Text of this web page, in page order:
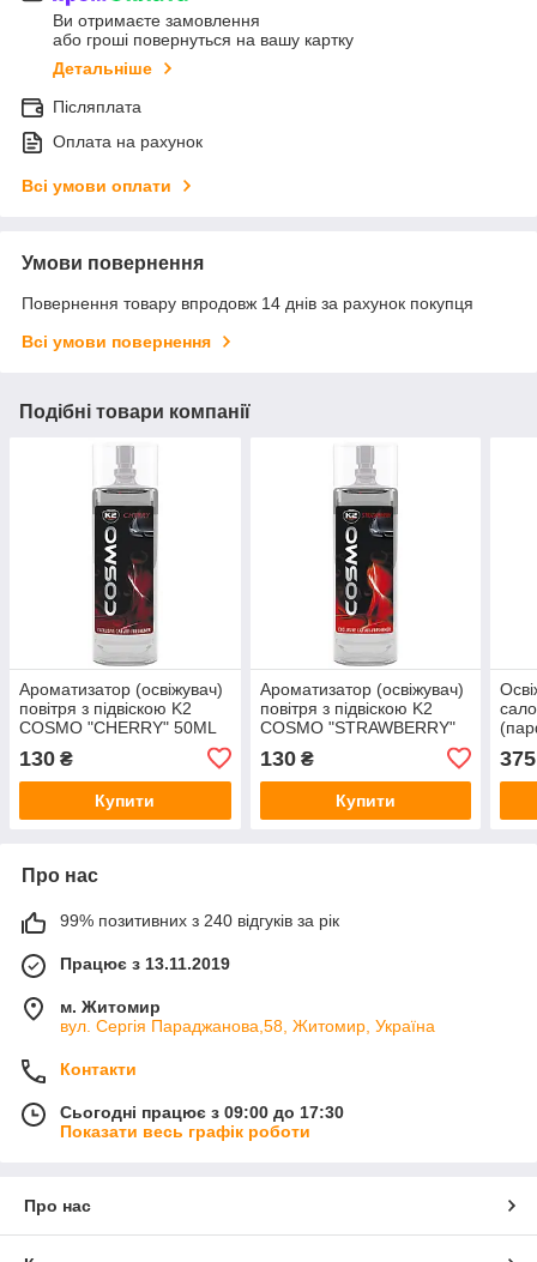
Ви отримаєте замовлення
або гроші повернуться на вашу картку
Детальніше
Післяплата
Оплата на рахунок
Всі умови оплати
Умови повернення
Повернення товару впродовж 14 днів за рахунок покупця
Всі умови повернення
Подібні товари компанії
Ароматизатор (освіжувач)
повітря з підвіскою K2
COSMO "CHERRY" 50ML
130 ₴
Купити
Ароматизатор (освіжувач)
повітря з підвіскою K2
COSMO "STRAWBERRY"
130₴
Купити
375
Про нас
99% позитивних з 240 відгуків за рік
Працює з 13.11.2019
м. Житомир
вул. Сергія Параджанова,58, Житомир, Україна
Контакти
Сьогодні працює з 09:00 до 17:30
Показати весь графік роботи
Про нас